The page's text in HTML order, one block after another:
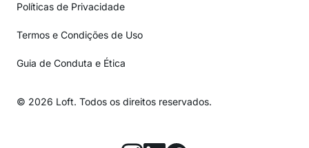
Políticas de Privacidade
Termos e Condições de Uso
Guia de Conduta e Ética
© 2026 Loft. Todos os direitos reservados.